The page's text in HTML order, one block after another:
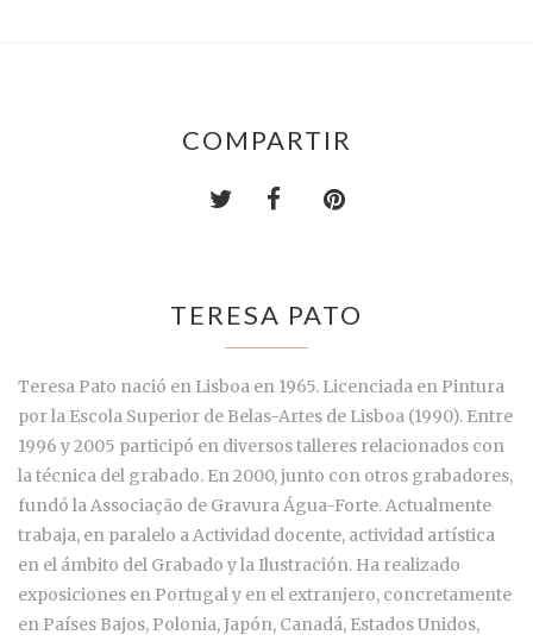
COMPARTIR
TERESA PATO
Teresa Pato nació en Lisboa en 1965. Licenciada en Pintura
por la Escola Superior de Belas-Artes de Lisboa (1990). Entre
1996 y 2005 participó en diversos talleres relacionados con
la técnica del grabado. En 2000, junto con otros grabadores,
fundó la Associação de Gravura Água-Forte. Actualmente
trabaja, en paralelo a Actividad docente, actividad artística
en el ámbito del Grabado y la Ilustración. Ha realizado
exposiciones en Portugal y en el extranjero, concretamente
en Países Bajos, Polonia, Japón, Canadá, Estados Unidos,